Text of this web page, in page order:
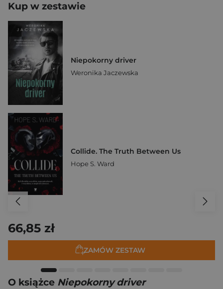
Kup w zestawie
Niepokorny driver
Weronika Jaczewska
Collide. The Truth Between Us
Hope S. Ward
66,85 zł
ZAMÓW ZESTAW
O książce Niepokorny driver